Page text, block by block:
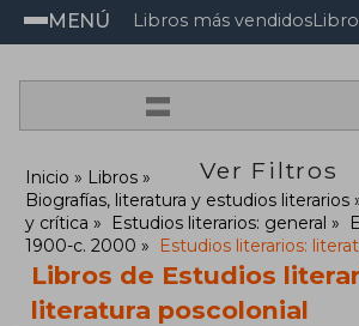
MENÚ Libros más vendidos
=
Ver Filtros
Inicio
Libros
Biografías, literatura y estudios literarios
y crítica
Estudios literarios: general
1900-c. 2000
Estudios literarios:
Libros de Estudios
literatura poscolonial